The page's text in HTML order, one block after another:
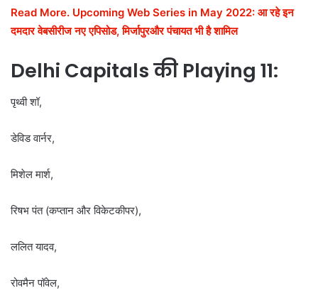
Read More. Upcoming Web Series in May 2022: आ रहे इन
दमदार वेबसीरीज नए एपिसोड, मिर्जापुरऔर पंचायत भी है शामिल
Delhi Capitals की Playing 11:
पृथ्वी शॉ,
डेविड वार्नर,
मिशेल मार्श,
रिषभ पंत (कप्तान और विकेटकीपर),
ललित यादव,
रोवमैन पॉवेल,